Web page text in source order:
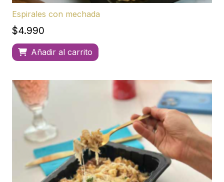
Espirales con mechada
$4.990
Añadir al carrito